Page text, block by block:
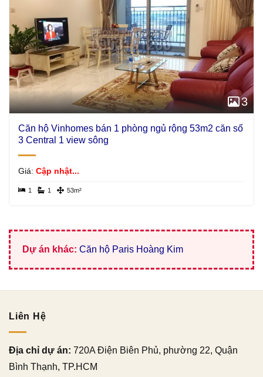
3
Căn hộ Vinhomes bán 1 phòng ngủ rộng 53m2 căn số
3 Central 1 view sông
Giá: Cập nhật...
1 1 53m²
Dự án khác: Căn hộ Paris Hoàng Kim
Liên Hệ
Địa chỉ dự án: 720A Điện Biên Phủ, phường 22, Quận
Bình Thạnh, TP.HCM